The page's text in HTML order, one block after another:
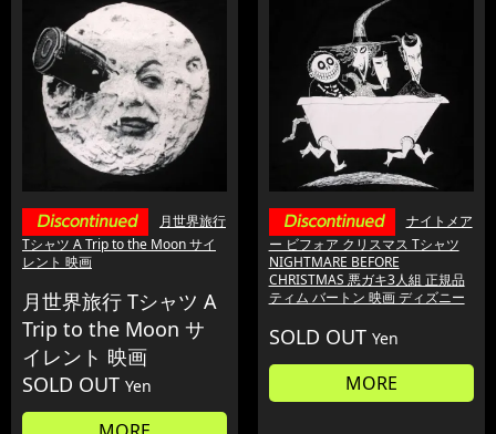
月世界旅行
Tシャツ A Trip to the Moon サイ
レント 映画
月世界旅行 Tシャツ A
Trip to the Moon サ
イレント 映画
SOLD OUT Yen
ナイトメア
ー ビフォア クリスマス Tシャツ
NIGHTMARE BEFORE
CHRISTMAS 悪ガキ3人組 正規品
ティム バートン 映画 ディズニー
SOLD OUT Yen
MORE